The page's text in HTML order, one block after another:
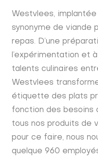
Westvlees,
synonyme de viande
repas. D’une
l’expérimentation et
talents culinaires
Westvlees
étiquette des plats
fonction des besoins
tous nos produits de
pour ce faire, nous
quelque 960